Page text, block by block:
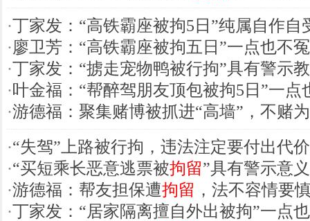
·丁家发：“高铁霸座被拘5日”纯属自作自
·廖卫芳：“高铁霸座被拘五日”一点也不冤
·丁家发：“掳走宠物鸭被行拘”具有警示
·叶金福：“帮醉驾朋友顶包被拘5日”一点
·游德福：聚集赌博被抓进“高墙”，不赌
·“失驾”上路被行拘，违法注定要付出代价
·“买短乘长恶意逃票被拘留”具有警示意义
·游德福：帮友担保遭拘留 ，法不容情要
·丁家发：“居家隔离擅自外出被拘”一点